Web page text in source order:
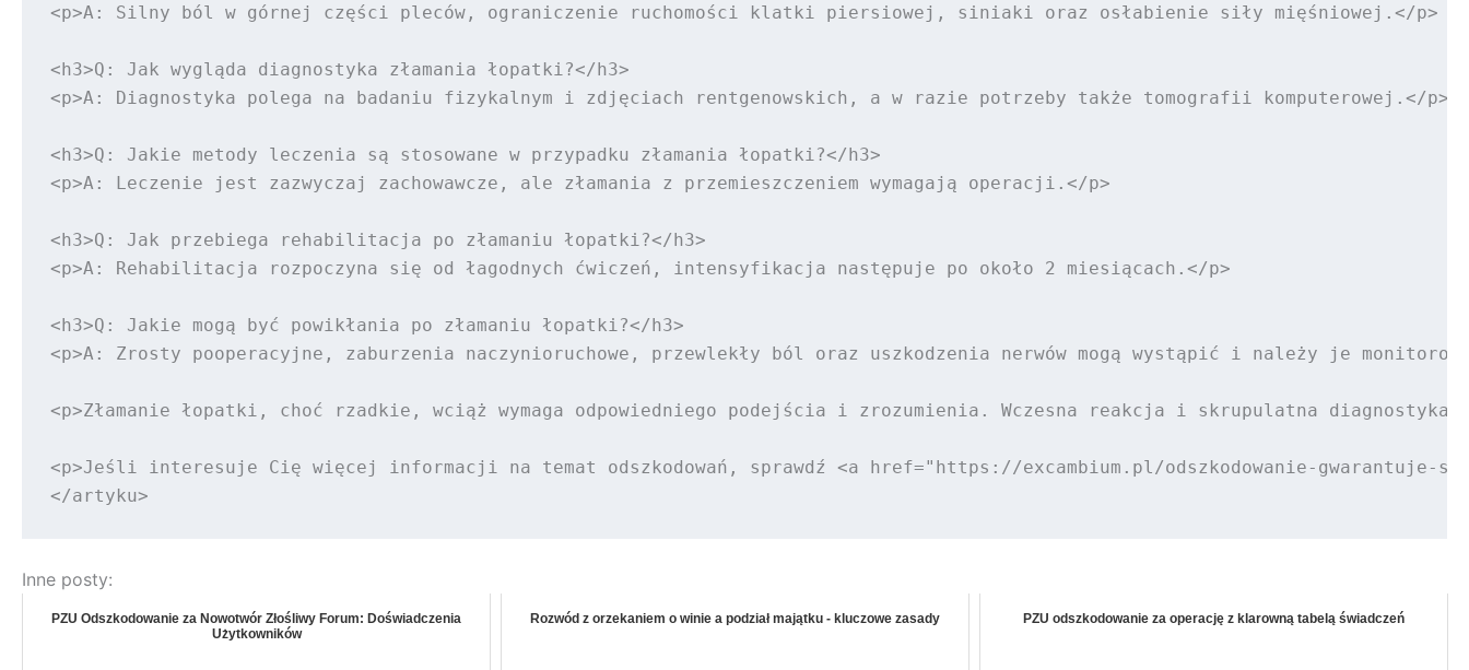
<p>A: Silny ból w górnej części pleców, ograniczenie ruchomości klatki piersiowej, siniaki oraz osłabienie siły mięśniowej.</p>
<h3>Q: Jak wygląda diagnostyka złamania łopatki?</h3>
<p>A: Diagnostyka polega na badaniu fizykalnym i zdjęciach rentgenowskich, a w razie potrzeby także tomografii komputerowej.</p>
<h3>Q: Jakie metody leczenia są stosowane w przypadku złamania łopatki?</h3>
<p>A: Leczenie jest zazwyczaj zachowawcze, ale złamania z przemieszczeniem wymagają operacji.</p>
<h3>Q: Jak przebiega rehabilitacja po złamaniu łopatki?</h3>
<p>A: Rehabilitacja rozpoczyna się od łagodnych ćwiczeń, intensyfikacja następuje po około 2 miesiącach.</p>
<h3>Q: Jakie mogą być powikłania po złamaniu łopatki?</h3>
<p>A: Zrosty pooperacyjne, zaburzenia naczynioruchowe, przewlekły ból oraz uszkodzenia nerwów mogą wystąpić i należy je
<p>Złamanie łopatki, choć rzadkie, wciąż wymaga odpowiedniego podejścia i zrozumienia. Wczesna reakcja i skrupulatna
<p>Jeśli interesuje Cię więcej informacji na temat odszkodowań, sprawdź <a href="https://excambium.pl/odszkodowanie-gwarantuje-
Inne posty:
PZU Odszkodowanie za Nowotwór Złośliwy Forum: Doświadczenia
Użytkowników
Rozwód z orzekaniem o winie a podział majątku - kluczowe zasady PZU odszkodowanie za operację z klarowną tabelą świadczeń